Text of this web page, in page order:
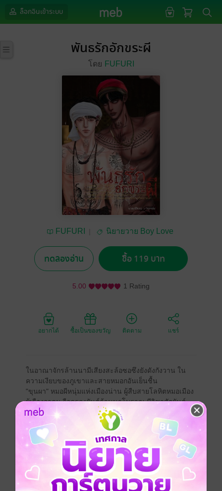
ล็อกอินเข้าระบบ
พันธรักอักขระผี
โดย FUFURI
FUFURI
นิยายวาย Boy Love
ทดลองอ่าน ซื้อ 119 บาท
5.00 1 Rating
อยากได้ ซื้อเป็นของขวัญ ติดตาม แชร์
ในอาณาจักรล้านนามีเสียงสะล้อซอซึงยังดังกังวาน ใน
ความเงียบของภูเขาและสายหมอกอันเย็นชื้น
"ขุนผา" หมอผีหนุ่มแห่งเมืองน่าน ผู้สืบสายโลหิตหมอเมือง
ผู้เรืองอาคม ถือครองยันต์ล้านนาโบราณ มีวิชาสักยันต์
"ล่องหน อันตราย คำกว๊านคำเครือ" สาปผีไล่ผี เรียกผีปลุก
วิญญาณ ด้วยคาถาที่ตกทอดกันในสายเลือด
ชีวิตของเขาเปลี่ยนไป เมื่อได้รับตุ๊กตาไม้แกะสลักที่จารึก
อักขระล้านนาหลงลืมไว้ด้วย "น้ำหมึกผึ้งผี" และฝังเส้นผม
มนุษย์ไว้ภายในตุ๊กตานั้นต้องคำสาป หากผู้ใดเปิดผนึกจะ
ปลุกปล่อยวิญญาณอาฆาตให้คืนชีพและมันก็เกิดขึ้น...
"ขุนภัทร" ขุนศึกเอกแห่งเมืองเวียงคำ ผู้ถูกใส่ร้ายว่าคบคิด